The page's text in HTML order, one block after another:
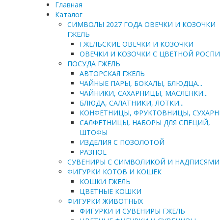
Главная
Каталог
СИМВОЛЫ 2027 ГОДА ОВЕЧКИ И КОЗОЧКИ
ГЖЕЛЬ
ГЖЕЛЬСКИЕ ОВЕЧКИ И КОЗОЧКИ
ОВЕЧКИ И КОЗОЧКИ С ЦВЕТНОЙ
ПОСУДА ГЖЕЛЬ
АВТОРСКАЯ ГЖЕЛЬ
ЧАЙНЫЕ ПАРЫ, БОКАЛЫ, БЛЮДЦА...
ЧАЙНИКИ, САХАРНИЦЫ, МАСЛЕНКИ...
БЛЮДА, САЛАТНИКИ, ЛОТКИ...
КОНФЕТНИЦЫ, ФРУКТОВНИЦЫ,
САЛФЕТНИЦЫ, НАБОРЫ ДЛЯ СПЕЦИЙ,
ШТОФЫ
ИЗДЕЛИЯ С ПОЗОЛОТОЙ
РАЗНОЕ
СУВЕНИРЫ С СИМВОЛИКОЙ И НАДПИСЯМИ
ФИГУРКИ КОТОВ И КОШЕК
КОШКИ ГЖЕЛЬ
ЦВЕТНЫЕ КОШКИ
ФИГУРКИ ЖИВОТНЫХ
ФИГУРКИ И СУВЕНИРЫ ГЖЕЛЬ